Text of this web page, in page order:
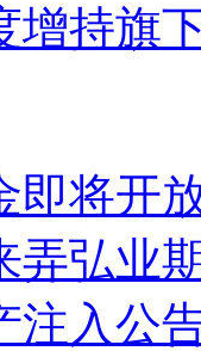
增持旗
即将开
弄弘业
注入公